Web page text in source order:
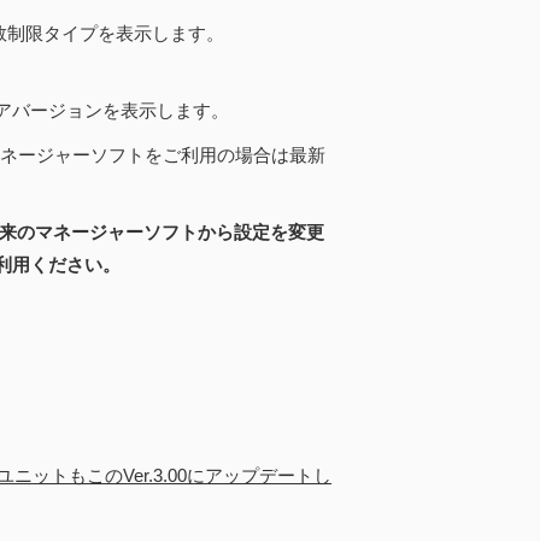
限タイプを表示します。
ージョンを表示します。
ージャーソフトをご利用の場合は最新
のマネージャーソフトから設定を変更
用ください。
ニットもこのVer.3.00にアップデートし